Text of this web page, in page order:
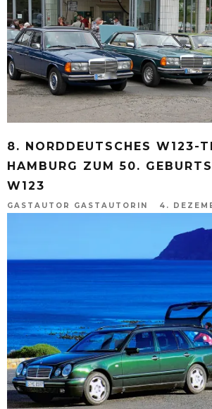
8. NORDDEUTSCHES W123-
HAMBURG ZUM 50.
W123
GASTAUTOR GASTAUTORIN 4.